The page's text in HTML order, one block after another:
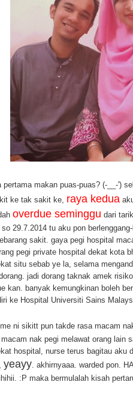
pertama makan puas-puas? (-__-')
ke tak sakit ke, raya kedua
overdue seminggu dari
29.7.2014 tu aku pon
sakit. gaya pegi hospital
pegi private hospital dekat kota
situ sebab ye la, selama
jadi dorang taknak amek
kan. banyak kemungkinan boleh
ke Hospital Universiti Sains
ni sikitt pun takde rasa macam
nak pegi melawat orang lain
hospital, nurse terus bagitau aku
yeayy . akhirnyaaa. warded pon.
:P maka bermulalah kisah